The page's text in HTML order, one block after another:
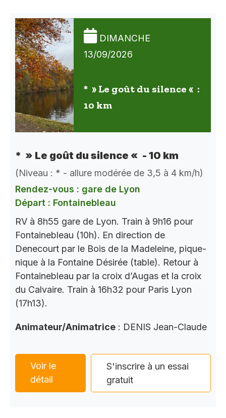
DIMANCHE
13/09/2026
* » Le goût du silence « :
10 km
* » Le goût du silence « - 10 km
(Niveau : * - allure modérée de 3,5 à 4 km/h)
Rendez-vous : gare de Lyon
Départ : Fontainebleau
RV à 8h55 gare de Lyon. Train à 9h16 pour
Fontainebleau (10h). En direction de
Denecourt par le Bois de la Madeleine, pique-
nique à la Fontaine Désirée (table). Retour à
Fontainebleau par la croix d’Augas et la croix
du Calvaire. Train à 16h32 pour Paris Lyon
(17h13).
Animateur/Animatrice : DENIS Jean-Claude
Voir le
détail
S'inscrire à un essai
gratuit